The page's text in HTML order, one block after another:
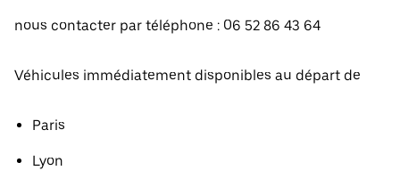
nous contacter par téléphone : 06 52 86 43 64
Véhicules immédiatement disponibles au départ de
Paris
Lyon